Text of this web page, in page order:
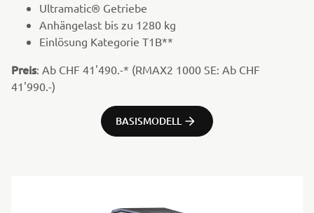
Ultramatic® Getriebe
Anhängelast bis zu 1280 kg
Einlösung Kategorie T1B**
Preis: Ab CHF 41'490.-* (RMAX2 1000 SE: Ab CHF
41'990.-)
BASISMODELL